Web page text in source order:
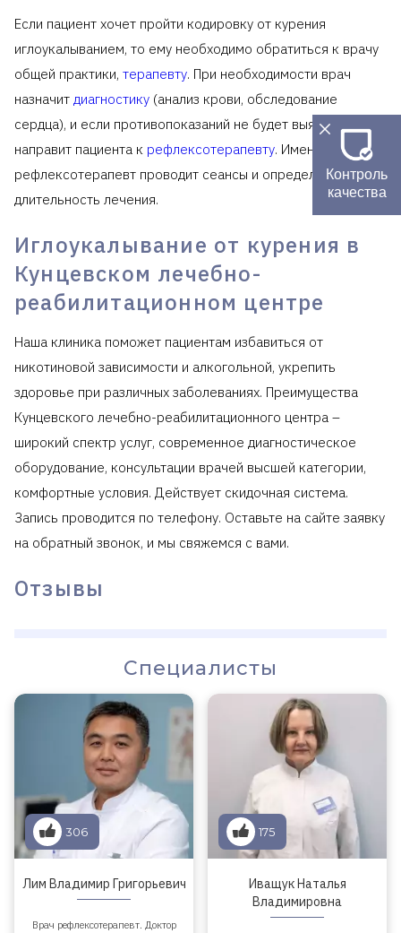
Если пациент хочет пройти кодировку от курения
иглоукалыванием, то ему необходимо обратиться к врачу
общей практики, терапевту. При необходимости врач
назначит диагностику (анализ крови, обследование
сердца), и если противопоказаний не будет выявлено,
направит пациента к рефлексотерапевту. Именно
рефлексотерапевт проводит сеансы и определяет
длительность лечения.
Иглоукалывание от курения в
Кунцевском лечебно-
реабилитационном центре
Наша клиника поможет пациентам избавиться от
никотиновой зависимости и алкогольной, укрепить
здоровье при различных заболеваниях. Преимущества
Кунцевского лечебно-реабилитационного центра –
широкий спектр услуг, современное диагностическое
оборудование, консультации врачей высшей категории,
комфортные условия. Действует скидочная система.
Запись проводится по телефону. Оставьте на сайте заявку
на обратный звонок, и мы свяжемся с вами.
Отзывы
Специалисты
306
Лим Владимир Григорьевич
Врач рефлексотерапевт. Доктор
175
Иващук Наталья
Владимировна
Контроль
качества